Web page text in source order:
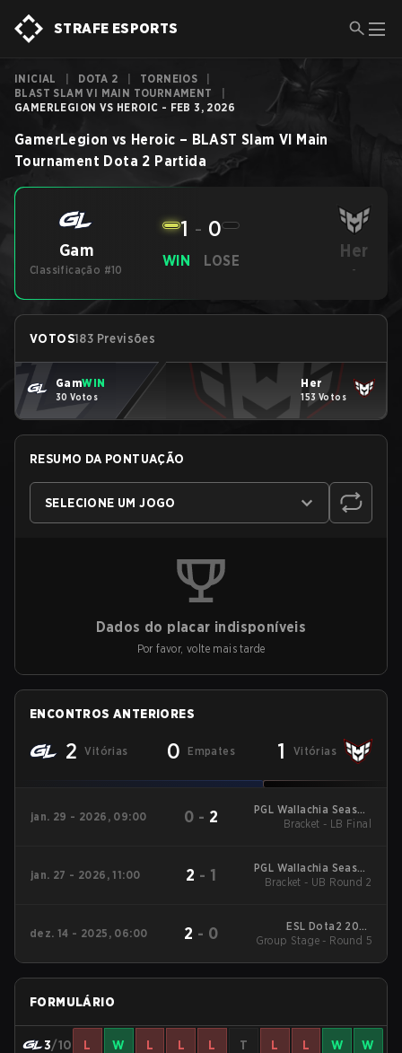
STRAFE ESPORTS
INICIAL DOTA 2 TORNEIOS
BLAST SLAM VI MAIN TOURNAMENT
GAMERLEGION VS HEROIC - FEB 3, 2026
GamerLegion vs Heroic – BLAST Slam VI Main
Tournament Dota 2 Partida
Gam
Classificação #10
WIN
1 - 0
LOSE Her
-
VOTOS183 Previsões
GamWIN
30 Votos
Her
153 Votos
RESUMO DA PONTUAÇÃO
SELECIONE UM JOGO
Dados do placar indisponíveis
Por favor, volte mais tarde
ENCONTROS ANTERIORES
2 Vitórias 0 Empates 1 Vitórias
jan. 29 - 2026, 09:00 0 - 2
PGL Wallachia Season
7 Regional AM
Bracket - LB Final
jan. 27 - 2026, 11:00 2 - 1
PGL Wallachia Season
7 Regional AM
Bracket - UB Round 2
dez. 14 - 2025, 06:00 2 - 0
ESL Dota2 2025
DreamLeague Season
Group Stage - Round 5
FORMULÁRIO
3/10 L W L L L T L L W W